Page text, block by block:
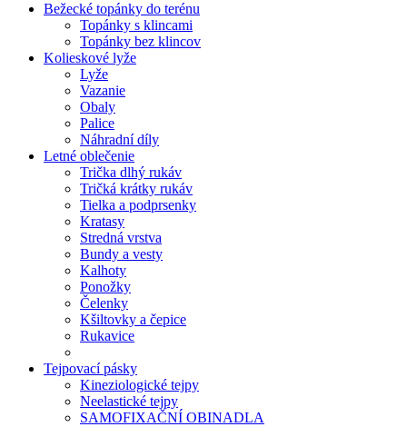
Bežecké topánky do terénu
Topánky s klincami
Topánky bez klincov
Kolieskové lyže
Lyže
Vazanie
Obaly
Palice
Náhradní díly
Letné oblečenie
Trička dlhý rukáv
Tričká krátky rukáv
Tielka a podprsenky
Kratasy
Stredná vrstva
Bundy a vesty
Kalhoty
Ponožky
Čelenky
Kšiltovky a čepice
Rukavice
Tejpovací pásky
Kineziologické tejpy
Neelastické tejpy
SAMOFIXAČNÍ OBINADLA